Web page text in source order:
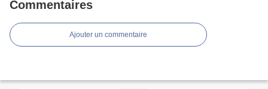
Commentaires
Ajouter un commentaire